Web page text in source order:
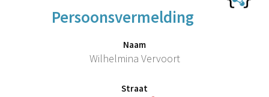
Persoonsvermelding
Naam
Wilhelmina Vervoort
Straat